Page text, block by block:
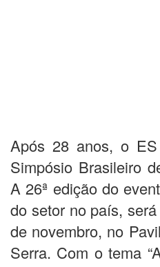
Após 28 anos, o
Simpósio Brasileiro
A 26ª edição do
do setor no país,
de novembro, no
Serra. Com o tema